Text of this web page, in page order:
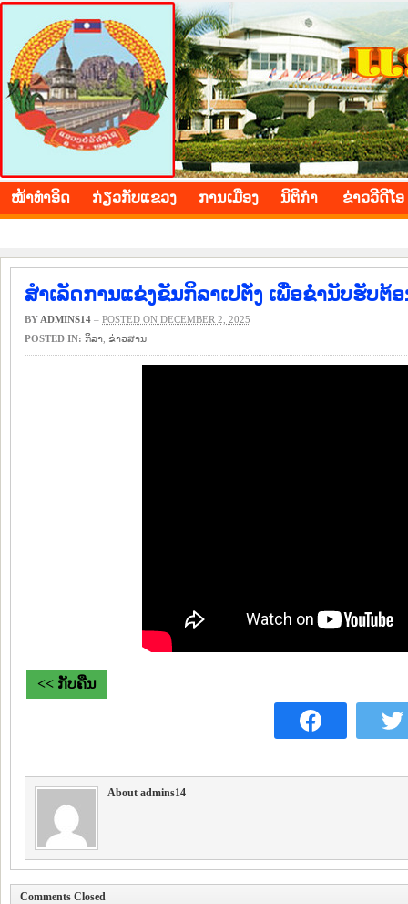
BOLIKHAMXAY PROVINCE
ໜ້າ​ທຳ​ອິດ ​ກ່ຽວ​ກັບ​ແຂວງ ​ການ​ເມືອງ ນິ​ຕິ​ກຳ ຂ່າວ​ວີ​ດີ​ໂອ
ສຳເລັດການແຂ່ງຂັນກິລາເປຕັ່ງ ເພື່ອຂໍ່ານັບຮັບຕ້
BY ADMINS14 – POSTED ON DECEMBER 2, 2025
POSTED IN: ​ກິ​ລາ ​ຂ່າວ​ສານ
<< ກັບຄືນ
About admins14
Comments Closed